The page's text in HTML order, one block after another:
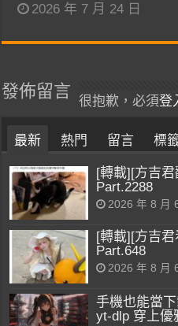
2026 年 7 月 24 日
發佈留言
很抱歉，必須登
最新 熱門 留言 標
[轉載][方吉
Part.2288
2026 年 8 月
[轉載][方吉
Part.648
2026 年 8 月
手機也能當
yt-dlp 穿上優